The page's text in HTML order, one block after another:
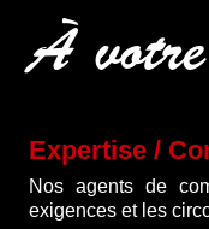
À votre
Expertise /
Nos agents de
exigences et les